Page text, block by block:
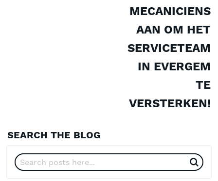
MECANICIENS
AAN OM HET
SERVICETEAM
IN EVERGEM
TE
VERSTERKEN!
SEARCH THE BLOG